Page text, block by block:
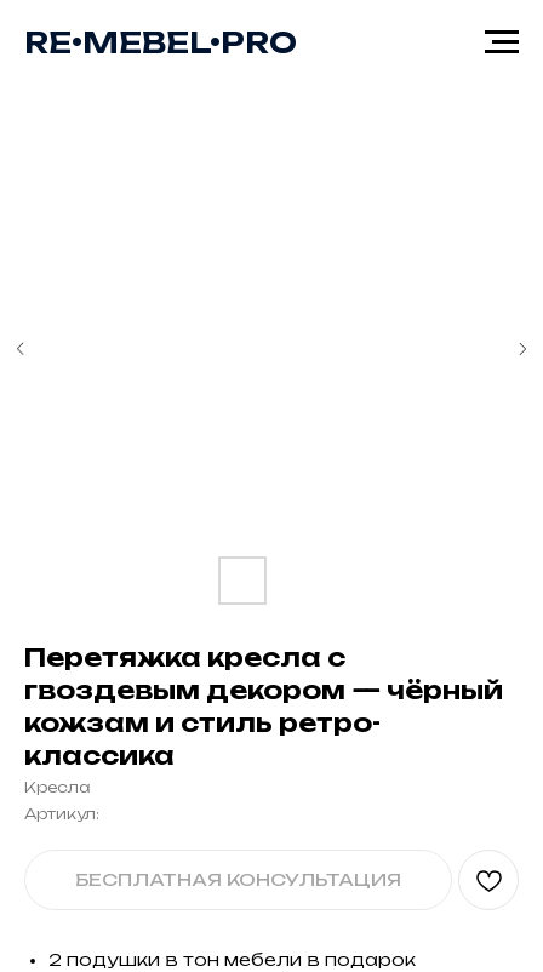
RE•MEBEL•PRO
Перетяжка кресла с
гвоздевым декором — чёрный
кожзам и стиль ретро-
классика
Кресла
Артикул:
БЕСПЛАТНАЯ КОНСУЛЬТАЦИЯ
2 подушки в тон мебели в подарок